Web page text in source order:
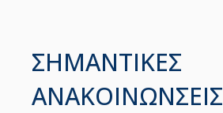
ΣΗΜΑΝΤΙΚΕΣ
ΑΝΑΚΟΙΝΩΝΣΕΙΣ